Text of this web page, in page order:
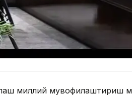
миллий мувофиқлаштириш